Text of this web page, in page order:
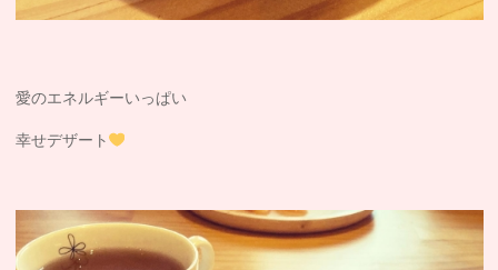
愛のエネルギーいっぱい
幸せデザート